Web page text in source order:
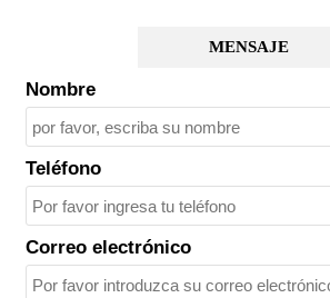
MENSAJE
Nombre
Teléfono
Correo electrónico